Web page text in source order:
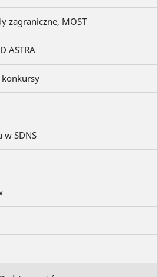
zagraniczne, MOST
ASTRA
konkursy
w SDNS